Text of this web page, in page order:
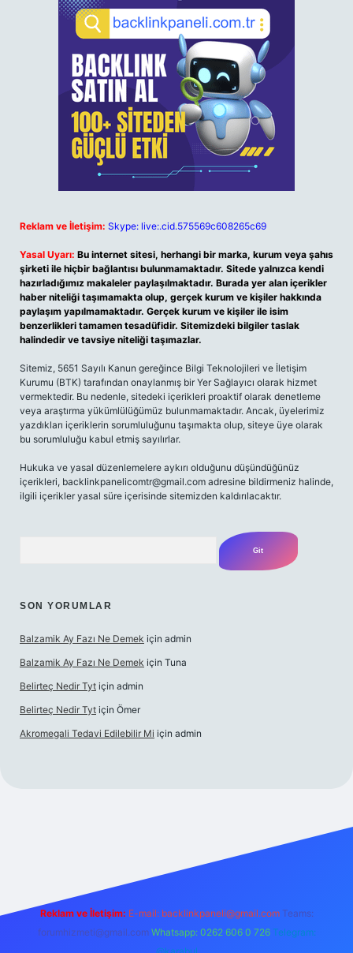
Reklam ve İletişim: Skype: live:.cid.575569c608265c69
Yasal Uyarı: Bu internet sitesi, herhangi bir marka, kurum veya şahıs
şirketi ile hiçbir bağlantısı bulunmamaktadır. Sitede yalnızca kendi
hazırladığımız makaleler paylaşılmaktadır. Burada yer alan içerikler
haber niteliği taşımamakta olup, gerçek kurum ve kişiler hakkında
paylaşım yapılmamaktadır. Gerçek kurum ve kişiler ile isim
benzerlikleri tamamen tesadüfidir. Sitemizdeki bilgiler taslak
halindedir ve tavsiye niteliği taşımazlar.
Sitemiz, 5651 Sayılı Kanun gereğince Bilgi Teknolojileri ve İletişim
Kurumu (BTK) tarafından onaylanmış bir Yer Sağlayıcı olarak hizmet
vermektedir. Bu nedenle, sitedeki içerikleri proaktif olarak denetleme
veya araştırma yükümlülüğümüz bulunmamaktadır. Ancak, üyelerimiz
yazdıkları içeriklerin sorumluluğunu taşımakta olup, siteye üye olarak
bu sorumluluğu kabul etmiş sayılırlar.
Hukuka ve yasal düzenlemelere aykırı olduğunu düşündüğünüz
içerikleri, backlinkpanelicomtr@gmail.com adresine bildirmeniz halinde,
ilgili içerikler yasal süre içerisinde sitemizden kaldırılacaktır.
SON YORUMLAR
Balzamik Ay Fazı Ne Demek için admin
Balzamik Ay Fazı Ne Demek için Tuna
Belirteç Nedir Tyt için admin
Belirteç Nedir Tyt için Ömer
Akromegali Tedavi Edilebilir Mi için admin
Reklam ve İletişim: E-mail: backlinkpaneli@gmail.com Teams:
forumhizmeti@gmail.com Whatsapp: 0262 606 0 726 Telegram: